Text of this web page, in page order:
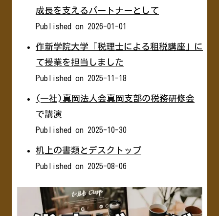
成長を支えるパートナーとして
Published on 2026-01-01
作新学院大学「税理士による租税講座」に
て授業を担当しました
Published on 2025-11-18
(一社)真岡法人会真岡支部の税務研修会
で講演
Published on 2025-10-30
机上の書類とデスクトップ
Published on 2025-08-06